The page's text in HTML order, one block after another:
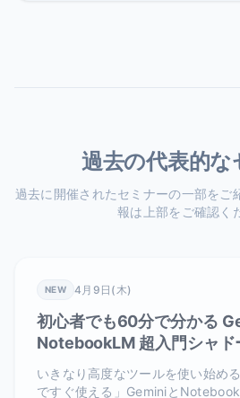
過去の代表的な
過去に開催されたセミナーの一部をご
報は上部をご確認く
NEW 4月9日(木)
初心者でも60分で分かる
NotebookLM 超入門シャド
いきなり高度なツールを使い始め
ですぐ使える」Geminiと